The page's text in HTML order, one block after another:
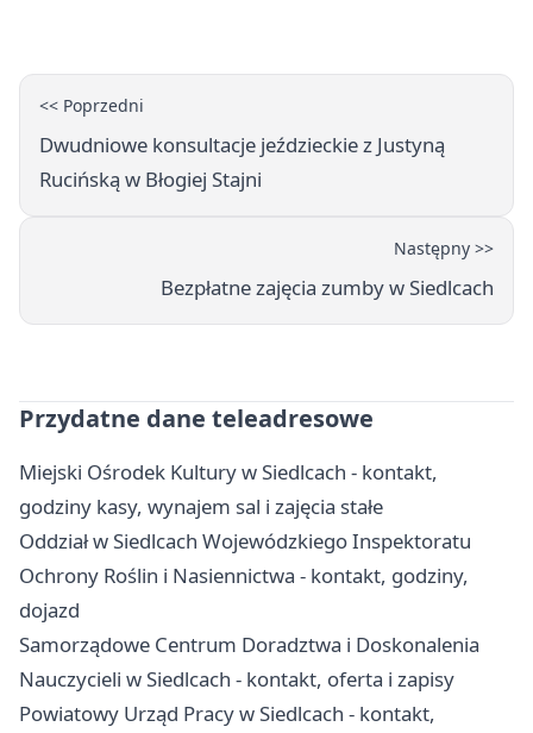
<< Poprzedni
Dwudniowe konsultacje jeździeckie z Justyną
Rucińską w Błogiej Stajni
Następny >>
Bezpłatne zajęcia zumby w Siedlcach
Przydatne dane teleadresowe
Miejski Ośrodek Kultury w Siedlcach - kontakt,
godziny kasy, wynajem sal i zajęcia stałe
Oddział w Siedlcach Wojewódzkiego Inspektoratu
Ochrony Roślin i Nasiennictwa - kontakt, godziny,
dojazd
Samorządowe Centrum Doradztwa i Doskonalenia
Nauczycieli w Siedlcach - kontakt, oferta i zapisy
Powiatowy Urząd Pracy w Siedlcach - kontakt,